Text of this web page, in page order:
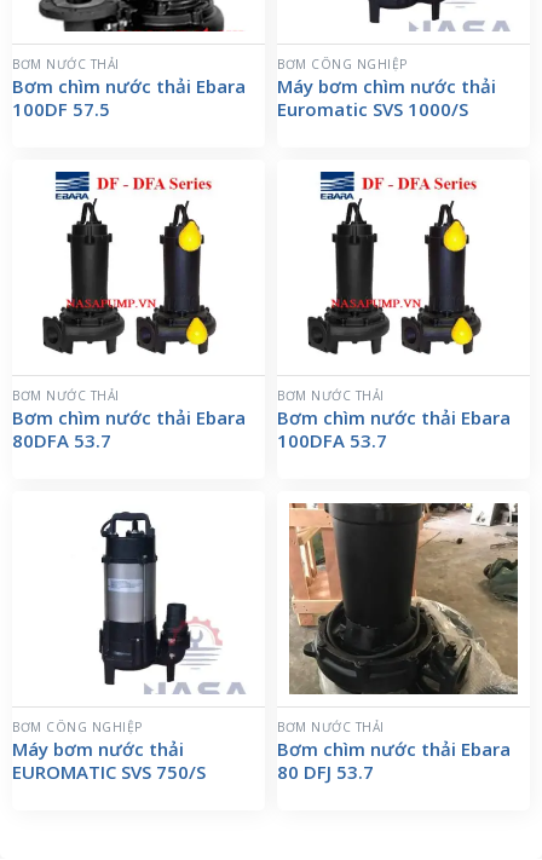
BƠM NƯỚC THẢI
Bơm chìm nước thải Ebara
100DF 57.5
BƠM CÔNG NGHIỆP
Máy bơm chìm nước thải
Euromatic SVS 1000/S
BƠM NƯỚC THẢI
Bơm chìm nước thải Ebara
80DFA 53.7
BƠM NƯỚC THẢI
Bơm chìm nước thải Ebara
100DFA 53.7
BƠM CÔNG NGHIỆP
Máy bơm nước thải
EUROMATIC SVS 750/S
BƠM NƯỚC THẢI
Bơm chìm nước thải Ebara
80 DFJ 53.7